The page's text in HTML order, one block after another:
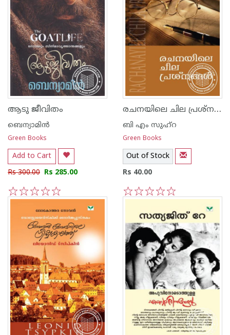
ആടു ജീവിതം
ബെന്യാമിന്‍
Green Books
Add to Cart
Rs 300.00 Rs 285.00
5
4
3
2
1
രചനയിലെ ചില പ്രശ്നങ്ങള്‍
ബി എം സുഹ്റ
Green Books
Out of Stock
Rs 40.00
5
4
3
2
1